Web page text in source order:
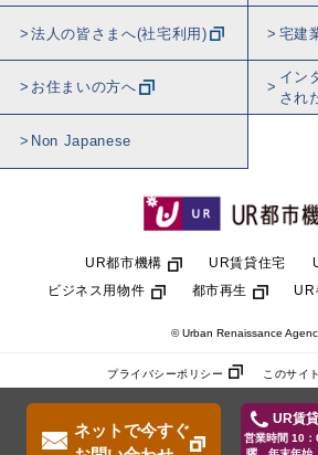
ネットで今すぐ
UR賃
営業時間 10
法人の皆さまへ(社宅利用) 宅建
お住まいの方へ
イン
され
Non Japanese
UR都市機構 UR賃貸住宅
ビジネス用物件
都市再生 UR
© Urban Renaissance
プライバシーポリシー このサイ